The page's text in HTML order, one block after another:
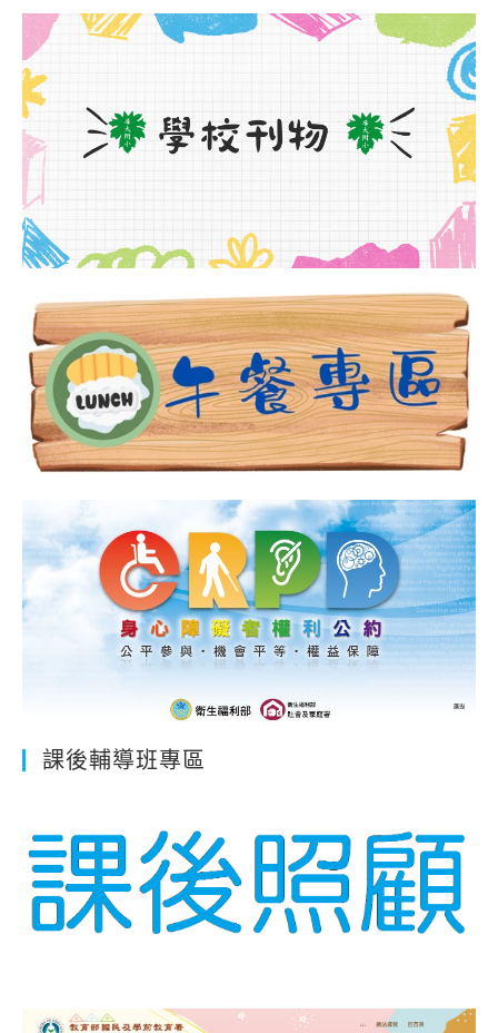
課後輔導班專區